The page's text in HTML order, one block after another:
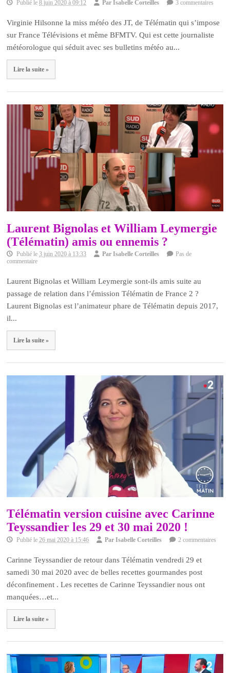
Publié le8 juin 2020 à 09:12 ParIsabelle Corteilles 3 commentaires
Virginie Hilsonne la miss météo des JT, de Télématin qui s’impose
sur France Télévisions et même BFMTV. Qui est cette journaliste
météorologue qui séduit avec ses bulletins météo au...
Lire la suite »
Laurent Bignolas et William Leymergie
(Télématin) amis ou ennemis ?
Publié le3 juin 2020 à 13:33 ParIsabelle Corteilles
Pas de
commentaire
Laurent Bignolas et William Leymergie sont-ils amis suite au
passage de relation dans l’émission Télématin de France 2 ?
Laurent Bignolas est l’animateur phare de Télématin depuis 2017,
il...
Lire la suite »
Télématin version cuisine avec Carinne
Teyssandier les 29 et 30 mai 2020 !
Publié le26 mai 2020 à 15:46 ParIsabelle Corteilles 2 commentaires
Carinne Teyssandier de retour dans Télématin vendredi 29 et
samedi 30 mai 2020 avec de belles recettes gourmandes post
déconfinement . Les recettes de Carinne Teyssandier nous ont
manquées…et...
Lire la suite »